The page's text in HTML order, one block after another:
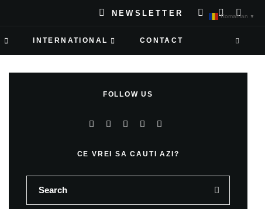
NEWSLETTER
INTERNATIONAL CONTACT
FOLLOW US
CE VREI SA CAUTI AZI?
Romanian ▼